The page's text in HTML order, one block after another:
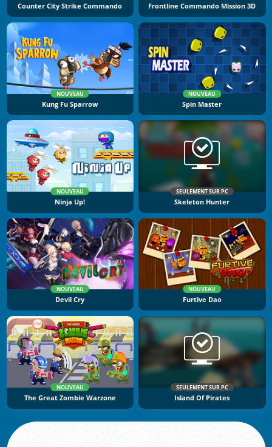
Counter City Strike Commando Frontline Commando Mission 3D
NOUVEAU
Kung Fu Sparrow
NOUVEAU
Spin Master
NOUVEAU
Ninja Up!
SEULEMENT SUR PC
Skeleton Hunter
NOUVEAU
Devil Cry
NOUVEAU
Furtive Dao
NOUVEAU
The Great Zombie Warzone
SEULEMENT SUR PC
Island Of Pirates